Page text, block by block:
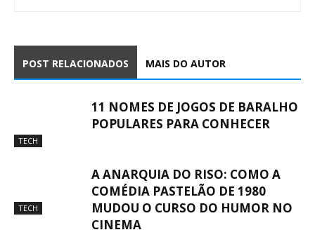
POST RELACIONADOS MAIS DO AUTOR
TECH
11 NOMES DE JOGOS DE BARALHO
POPULARES PARA CONHECER
TECH
A ANARQUIA DO RISO: COMO A
COMÉDIA PASTELÃO DE 1980
MUDOU O CURSO DO HUMOR NO
CINEMA